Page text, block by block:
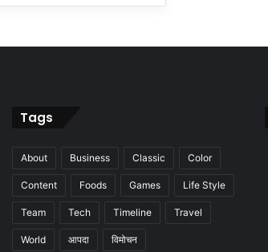
Tags
About Business Classic Color
Content Foods Games Life Style
Team Tech Timeline Travel
World आपदा विमोचन